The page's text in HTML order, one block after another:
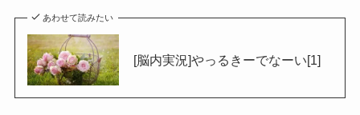
あわせて読みたい
[脳内実況]やっるきーでなーい[1]